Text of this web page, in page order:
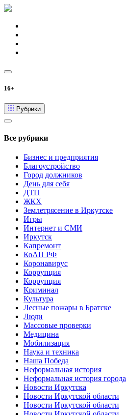
16+
Рубрики
Все рубрики
Бизнес и предприятия
Благоустройство
Город должников
День для себя
ДТП
ЖКХ
Землетрясение в Иркутске
Игры
Интернет и СМИ
Иркутск
Капремонт
КоАП РФ
Коронавирус
Коррупция
Коррупция
Криминал
Культура
Лесные пожары в Братске
Люди
Массовые проверки
Медицина
Мобилизация
Наука и техника
Наша Победа
Неформальная история
Неформальная история города
Новости Иркутска
Новости Иркутской области
Новости Иркутской области